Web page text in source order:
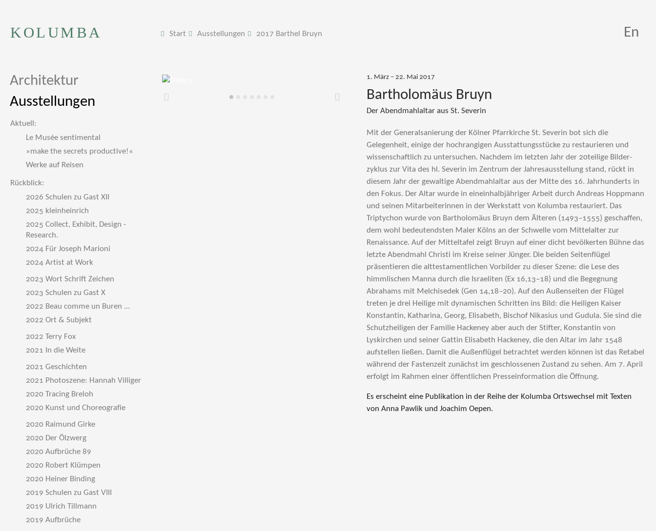
KOLUMBA Start Ausstellungen 2017 Barthel Bruyn En
Architektur
Ausstellungen
Aktuell:
Le Musée sentimental
»make the secrets productive!«
Werke auf Reisen
Rückblick:
2026 Schulen zu Gast XII
2025 kleinheinrich
2025 Collect, Exhibit, Design -
Research.
2024 Für Joseph Marioni
2024 Artist at Work
2023 Wort Schrift Zeichen
2023 Schulen zu Gast X
2022 Beau comme un Buren ...
2022 Ort & Subjekt
2022 Terry Fox
2021 In die Weite
2021 Geschichten
2021 Photoszene: Hannah Villiger
2020 Tracing Breloh
2020 Kunst und Choreografie
2020 Raimund Girke
2020 Der Ölzwerg
2020 Aufbrüche 89
2020 Robert Klümpen
2020 Heiner Binding
2019 Schulen zu Gast VIII
2019 Ulrich Tillmann
2019 Aufbrüche
Zurück Weiter
1. März – 22. Mai 2017
Bartholomäus Bruyn
Der Abendmahlaltar aus St. Severin
Mit der Generalsanierung der Kölner Pfarrkirche St. Severin bot sich die
Gelegenheit, einige der hochrangigen Ausstattungsstücke zu restaurieren und
wissenschaftlich zu untersuchen. Nachdem im letzten Jahr der 20teilige Bilder­
zyklus zur Vita des hl. Severin im Zentrum der Jahres­aus­stel­lung stand, rückt in
diesem Jahr der gewaltige Abendmahl­altar aus der Mitte des 16. Jahrhunderts in
den Fokus. Der Altar wurde in eineinhalbjähriger Arbeit durch Andreas Hopp­mann
und seinen Mitarbeiterinnen in der Werkstatt von Kolumba restauriert. Das
Triptychon wurde von Bartholomäus Bruyn dem Älteren (1493–1555) geschaffen,
dem wohl bedeutendsten Maler Kölns an der Schwelle vom Mittelalter zur
Renaissance. Auf der Mitteltafel zeigt Bruyn auf einer dicht bevölkerten Bühne das
letzte Abendmahl Christi im Kreise seiner Jünger. Die beiden Seitenflügel
präsentieren die alttestamentlichen Vorbilder zu dieser Szene: die Lese des
himmlischen Manna durch die Israeliten (Ex 16,13–18) und die Begegnung
Abrahams mit Melchisedek (Gen 14,18–20). Auf den Außenseiten der Flügel
treten je drei Heilige mit dynamischen Schritten ins Bild: die Heiligen Kaiser
Konstantin, Katharina, Georg, Elisabeth, Bischof Nikasius und Gudula. Sie sind die
Schutzheiligen der Familie Hackeney aber auch der Stifter, Konstantin von
Lyskirchen und seiner Gattin Elisabeth Hackeney, die den Altar im Jahr 1548
aufstellen ließen. Damit die Außenflügel betrachtet werden können ist das Retabel
während der Fastenzeit zunächst im geschlossenen Zustand zu sehen. Am 7. April
erfolgt im Rahmen einer öffentlichen Presseinformation die Öffnung.
Es erscheint eine Publikation in der Reihe der Kolumba Ortswechsel mit Texten
von Anna Pawlik und Joachim Oepen.